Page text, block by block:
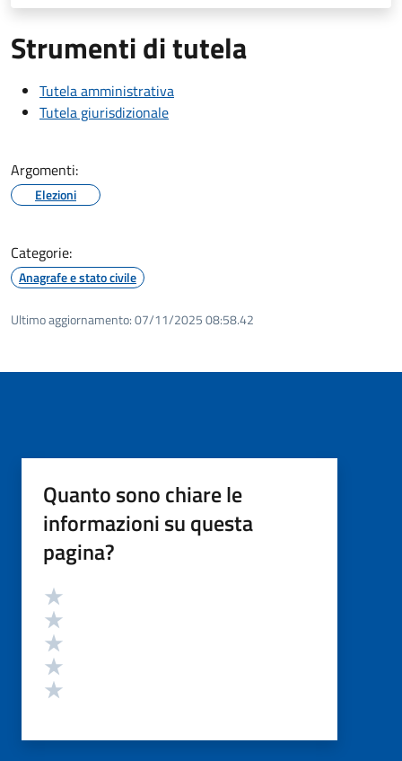
Strumenti di tutela
Tutela amministrativa
Tutela giurisdizionale
Argomenti:
Elezioni
Categorie:
Anagrafe e stato civile
Ultimo aggiornamento:07/11/2025 08:58.42
Quanto sono chiare le
informazioni su questa
pagina?
Valutazione